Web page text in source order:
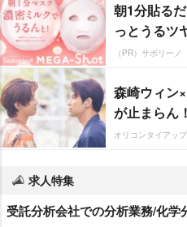
朝1分貼る
っとうるツ
（PR）サボリーノ
森崎ウィン
が止まらん！
オリコンタイアッ
求人特集
受託分析会社での分析業務/化学